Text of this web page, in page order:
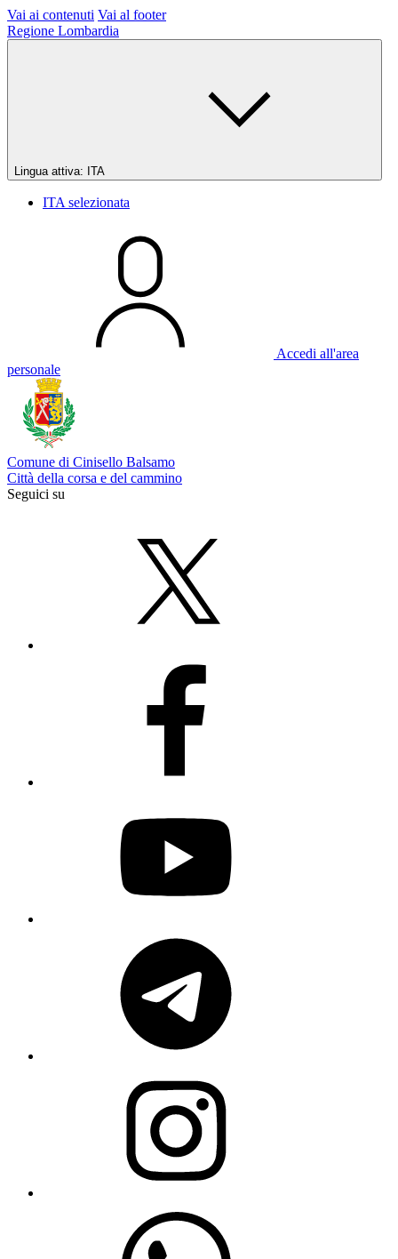
Vai ai contenuti Vai al footer
Regione Lombardia
Lingua attiva: ITA
ITA selezionata
Accedi all'area
personale
Comune di Cinisello Balsamo
Città della corsa e del cammino
Seguici su